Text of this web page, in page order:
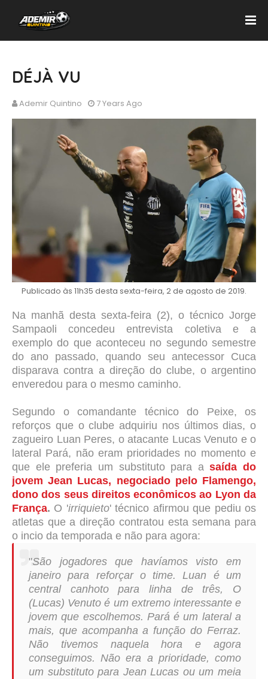
DÉJÀ VU
Ademir Quintino 7 Years Ago
Publicado às 11h35 desta sexta-feira, 2 de agosto de 2019.
Na manhã desta sexta-feira (2), o técnico Jorge
Sampaoli concedeu entrevista coletiva e a
exemplo do que aconteceu no segundo semestre
do ano passado, quando seu antecessor Cuca
disparava contra a direção do clube, o argentino
enveredou para o mesmo caminho.
Segundo o comandante técnico do Peixe, os
reforços que o clube adquiriu nos últimos dias, o
zagueiro Luan Peres, o atacante Lucas Venuto e o
lateral Pará, não eram prioridades no momento e
que ele preferia um substituto para asaída do
jovem Jean Lucas, negociado pelo Flamengo,
dono dos seus direitos econômicos ao Lyon da
França. O 'irriquieto' técnico afirmou que pediu os
atletas que a direção contratou esta semana para
o incio da temporada e não para agora:
"São jogadores que havíamos visto em
janeiro para reforçar o time. Luan é um
central canhoto para linha de três, O
(Lucas) Venuto é um extremo interessante e
jovem que escolhemos. Pará é um lateral a
mais, que acompanha a função do Ferraz.
Não tivemos naquela hora e agora
conseguimos. Não era a prioridade, como
um substituto para Jean Lucas ou um meia